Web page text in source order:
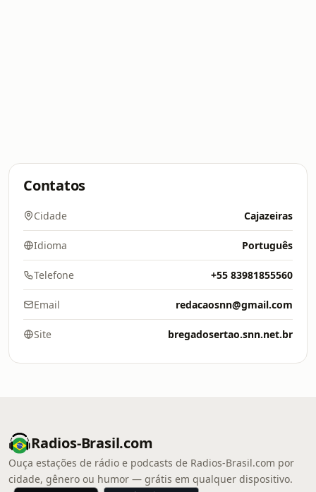
Contatos
Cidade Cajazeiras
Idioma Português
Telefone +55 83981855560
Email redacaosnn@gmail.com
Site bregadosertao.snn.net.br
Radios-Brasil.com
Ouça estações de rádio e podcasts de Radios-Brasil.com por
cidade, gênero ou humor — grátis em qualquer dispositivo.